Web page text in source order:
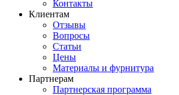
Контакты
Клиентам
Отзывы
Вопросы
Статьи
Цены
Материалы и фурнитура
Партнерам
Партнерская программа